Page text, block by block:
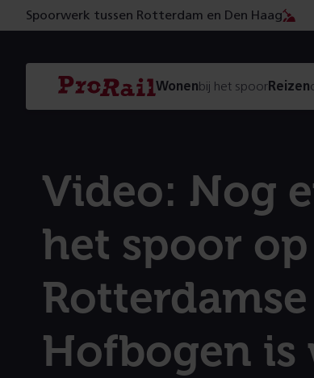
Spoorwerk tussen Rotterdam en Den Haag
Navigatie
Homepage
ProRail
Wonenbij het spoorReizen
Video: Nog
het spoor
Rotterdamse
Hofbogen is